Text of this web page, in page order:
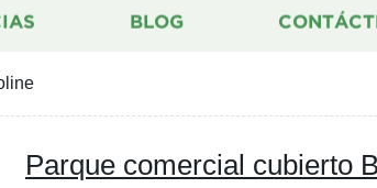
BLOG
Parque comercial cubierto